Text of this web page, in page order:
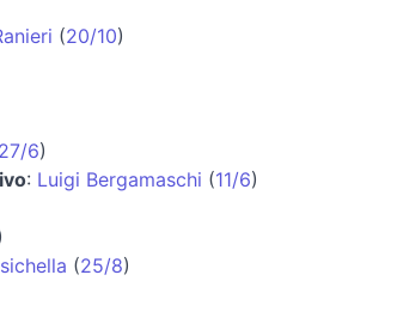
(20/10)
27/6)
: Luigi Bergamaschi (11/6)
(25/8)